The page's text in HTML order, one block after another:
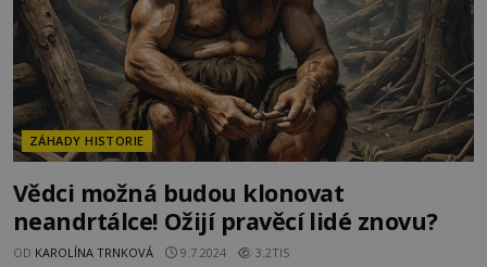
ZÁHADY HISTORIE
Vědci možná budou klonovat
neandrtálce! Ožijí pravěcí lidé znovu?
OD KAROLÍNA TRNKOVÁ 9.7.2024 3.2TIS